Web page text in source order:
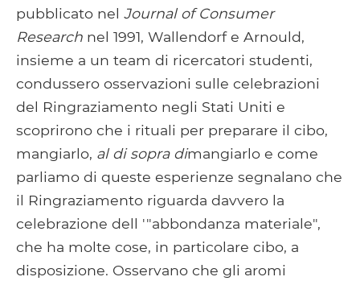
pubblicato nel Journal of Consumer
Research nel 1991, Wallendorf e Arnould,
insieme a un team di ricercatori studenti,
condussero osservazioni sulle celebrazioni
del Ringraziamento negli Stati Uniti e
scoprirono che i rituali per preparare il cibo,
mangiarlo, al di sopra dimangiarlo e come
parliamo di queste esperienze segnalano che
il Ringraziamento riguarda davvero la
celebrazione dell '"abbondanza materiale",
che ha molte cose, in particolare cibo, a
disposizione. Osservano che gli aromi